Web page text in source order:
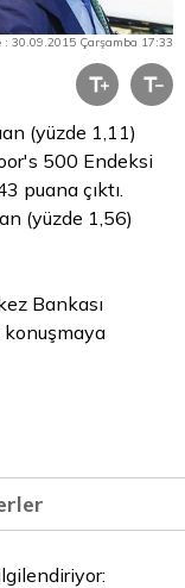
: 30.09.2015 Çarşamba 17:33
(yüzde 1,11)
500 Endeksi
puana çıktı.
(yüzde 1,56)
Bankası
konuşmaya